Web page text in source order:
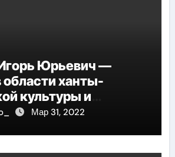
Юрьевич —
области ханты-
культуры и
рассказываем о его
Мар 31, 2022